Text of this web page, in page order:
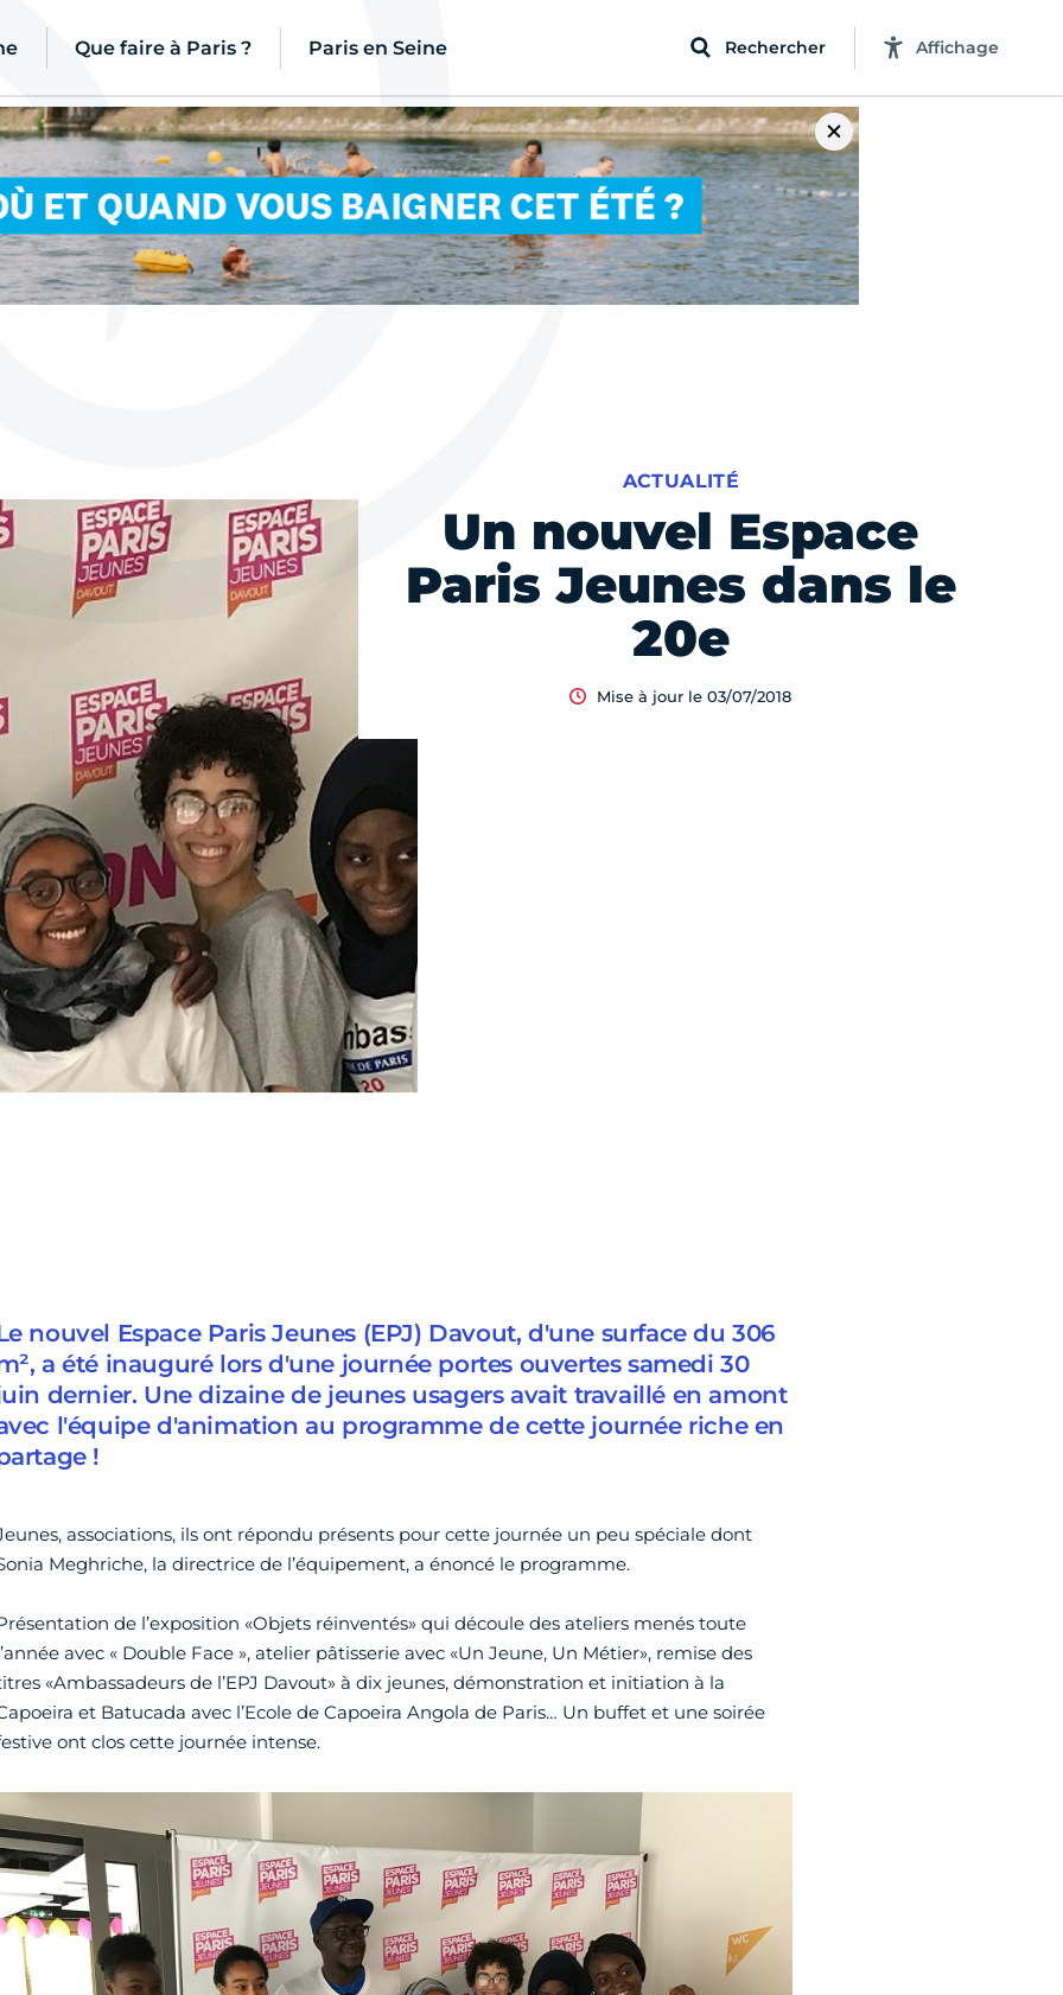
Que faire à Paris ? Paris en Seine Rechercher Affichage
Un nouvel Espace
Paris Jeunes dans le
20e
ACTUALITÉ
Mise à jour le 03/07/2018
nouvel Espace Paris Jeunes (EPJ) Davout, d'une surface du 306
a été inauguré lors d'une journée portes ouvertes samedi 30
dernier. Une dizaine de jeunes usagers avait travaillé en amont
l'équipe d'animation au programme de cette journée riche en
!
associations, ils ont répondu présents pour cette journée un peu spéciale dont
Meghriche, la directrice de l’équipement, a énoncé le programme.
de l’exposition «Objets réinventés» qui découle des ateliers menés toute
avec « Double Face », atelier pâtisserie avec «Un Jeune, Un Métier», remise des
«Ambassadeurs de l’EPJ Davout» à dix jeunes, démonstration et initiation à la
et Batucada avec l’Ecole de Capoeira Angola de Paris… Un buffet et une soirée
ont clos cette journée intense.